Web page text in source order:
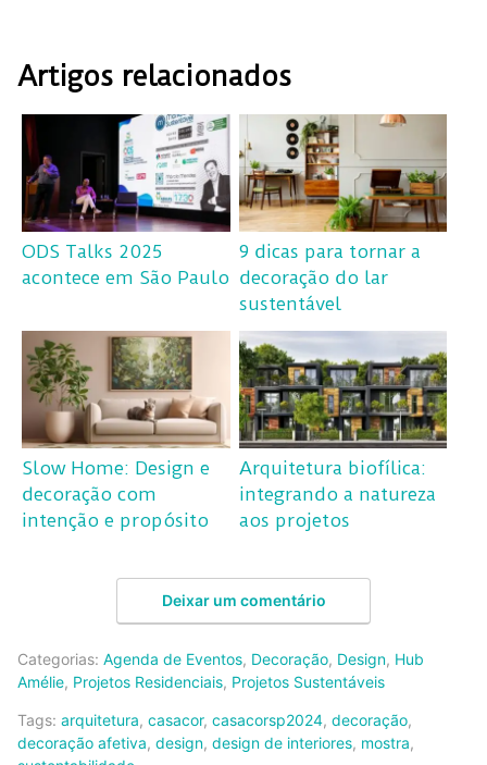
Artigos relacionados
ODS Talks 2025
acontece em São Paulo
9 dicas para tornar a
decoração do lar
sustentável
Slow Home: Design e
decoração com
intenção e propósito
Arquitetura biofílica:
integrando a natureza
aos projetos
Deixar um comentário
Categorias: Agenda de Eventos, Decoração, Design, Hub
Amélie, Projetos Residenciais, Projetos Sustentáveis
Tags: arquitetura, casacor, casacorsp2024, decoração,
decoração afetiva, design, design de interiores, mostra,